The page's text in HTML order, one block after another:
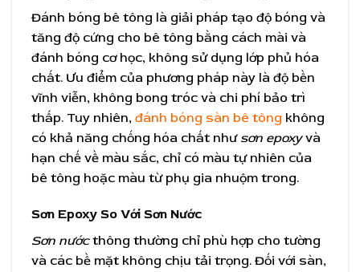
Đánh bóng bê tông là giải pháp tạo độ bóng và
tăng độ cứng cho bê tông bằng cách mài và
đánh bóng cơ học, không sử dụng lớp phủ hóa
chất. Ưu điểm của phương pháp này là độ bền
vĩnh viễn, không bong tróc và chi phí bảo trì
thấp. Tuy nhiên, đánh bóng sàn bê tông không
có khả năng chống hóa chất như sơn epoxyvà
hạn chế về màu sắc, chỉ có màu tự nhiên của
bê tông hoặc màu từ phụ gia nhuộm trong.
Sơn Epoxy So Với Sơn Nước
Sơn nướcthông thường chỉ phù hợp cho tường
và các bề mặt không chịu tải trọng. Đối với sàn,